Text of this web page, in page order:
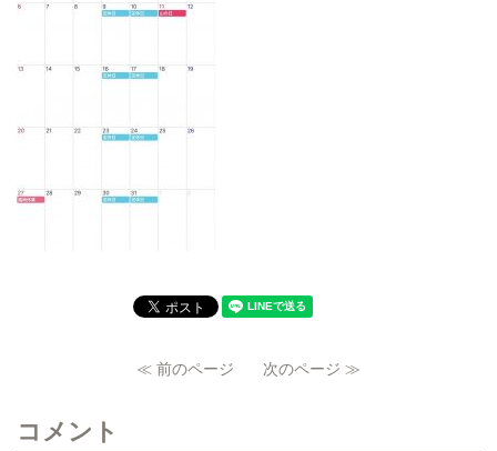
≪ 前のページ 次のページ ≫
コメント